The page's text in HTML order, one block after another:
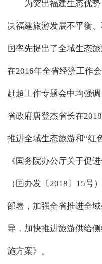
为突出福建生态优势
决福建旅游发展不平衡
国率先提出了全域生态
在2016年全省经济工作
赶超工作专题会中均强
省政府唐登杰省长在
推进全域生态旅游和“红
《国务院办公厅关于促
（国办发〔2018〕15号
部署，加强全省推进全
导，加快推进旅游供给
施方案》。